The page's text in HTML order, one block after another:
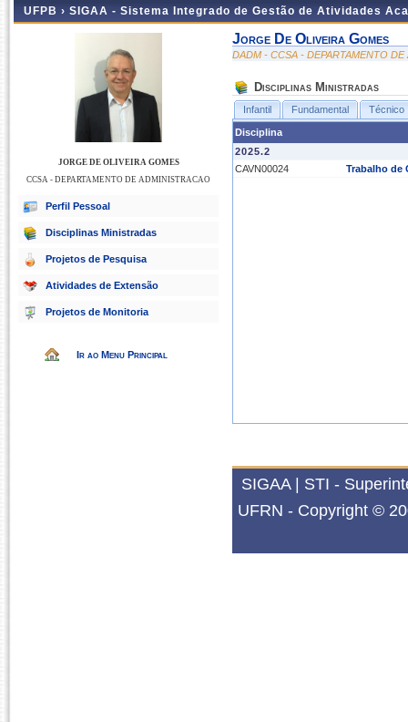
UFPB › SIGAA - Sistema Integrado de Gestão de Atividades
JORGE DE OLIVEIRA GOMES
CCSA - DEPARTAMENTO DE ADMINISTRACAO
Perfil Pessoal
Disciplinas Ministradas
Projetos de Pesquisa
Atividades de Extensão
Projetos de Monitoria
Ir ao Menu Principal
Jorge De Oliveira Gomes
DADM - CCSA - DEPARTAMENTO
Disciplinas Ministradas
Infantil Fundamental Técnico
Disciplina
2025.2
CAVN00024
Trabalho de
SIGAA | STI -
UFRN - Copyright ©